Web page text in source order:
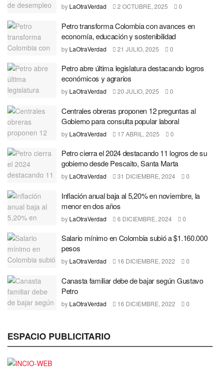
by LaOtraVerdad 2 OCTUBRE, 2025 0
Petro transforma Colombia con avances en
economía, educación y sostenibilidad
by LaOtraVerdad 21 JULIO, 2025 0
Petro abre última legislatura destacando logros
económicos y agrarios
by LaOtraVerdad 20 JULIO, 2025 0
Centrales obreras proponen 12 preguntas al
Gobierno para consulta popular laboral
by LaOtraVerdad 17 ABRIL, 2025 0
Petro cierra el 2024 destacando 11 logros de su
gobierno desde Pescaito, Santa Marta
by LaOtraVerdad 31 DICIEMBRE, 2024 0
Inflación anual baja al 5,20% en noviembre, la
menor en dos años
by LaOtraVerdad 6 DICIEMBRE, 2024 0
Salario mínimo en Colombia subió a $1.160.000
pesos
by LaOtraVerdad 16 DICIEMBRE, 2022 0
Canasta familiar debe de bajar según Gustavo
Petro
by LaOtraVerdad 16 DICIEMBRE, 2022 0
ESPACIO PUBLICITARIO